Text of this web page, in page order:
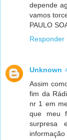
depende
vamos
PAULO
Responder
Unknown
Assim
fim da
nr 1 em
que meu
surpresa
informação